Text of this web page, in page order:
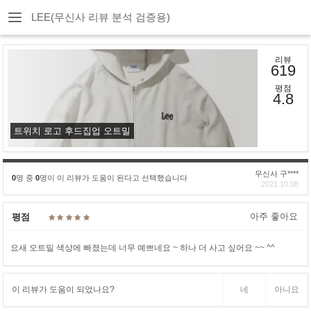
LEE(무신사 리뷰 분석 검증용)
트위치 로고 후드집업 오트밀
리뷰
619
평점
4.8
0명 중 0명이 이 리뷰가 도움이 된다고 선택했습니다
무신사 구****
2021.10.08
평점 아주 좋아요
요새 오트밀 색상에 빠졌는데 너무 예쁘네요 ~ 하나 더 사고 싶어요 ~~ ^^
이 리뷰가 도움이 되었나요? 네 아니요